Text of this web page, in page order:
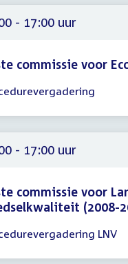
- 17:00 uur
commissie voor
- 17:00 uur
commissie voor
(2008-
LNV